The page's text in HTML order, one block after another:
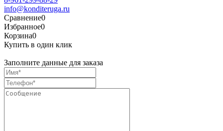
info@konditeruga.ru
Сравнение0
Избранное0
Корзина0
Купить в один клик
Заполните данные для заказа